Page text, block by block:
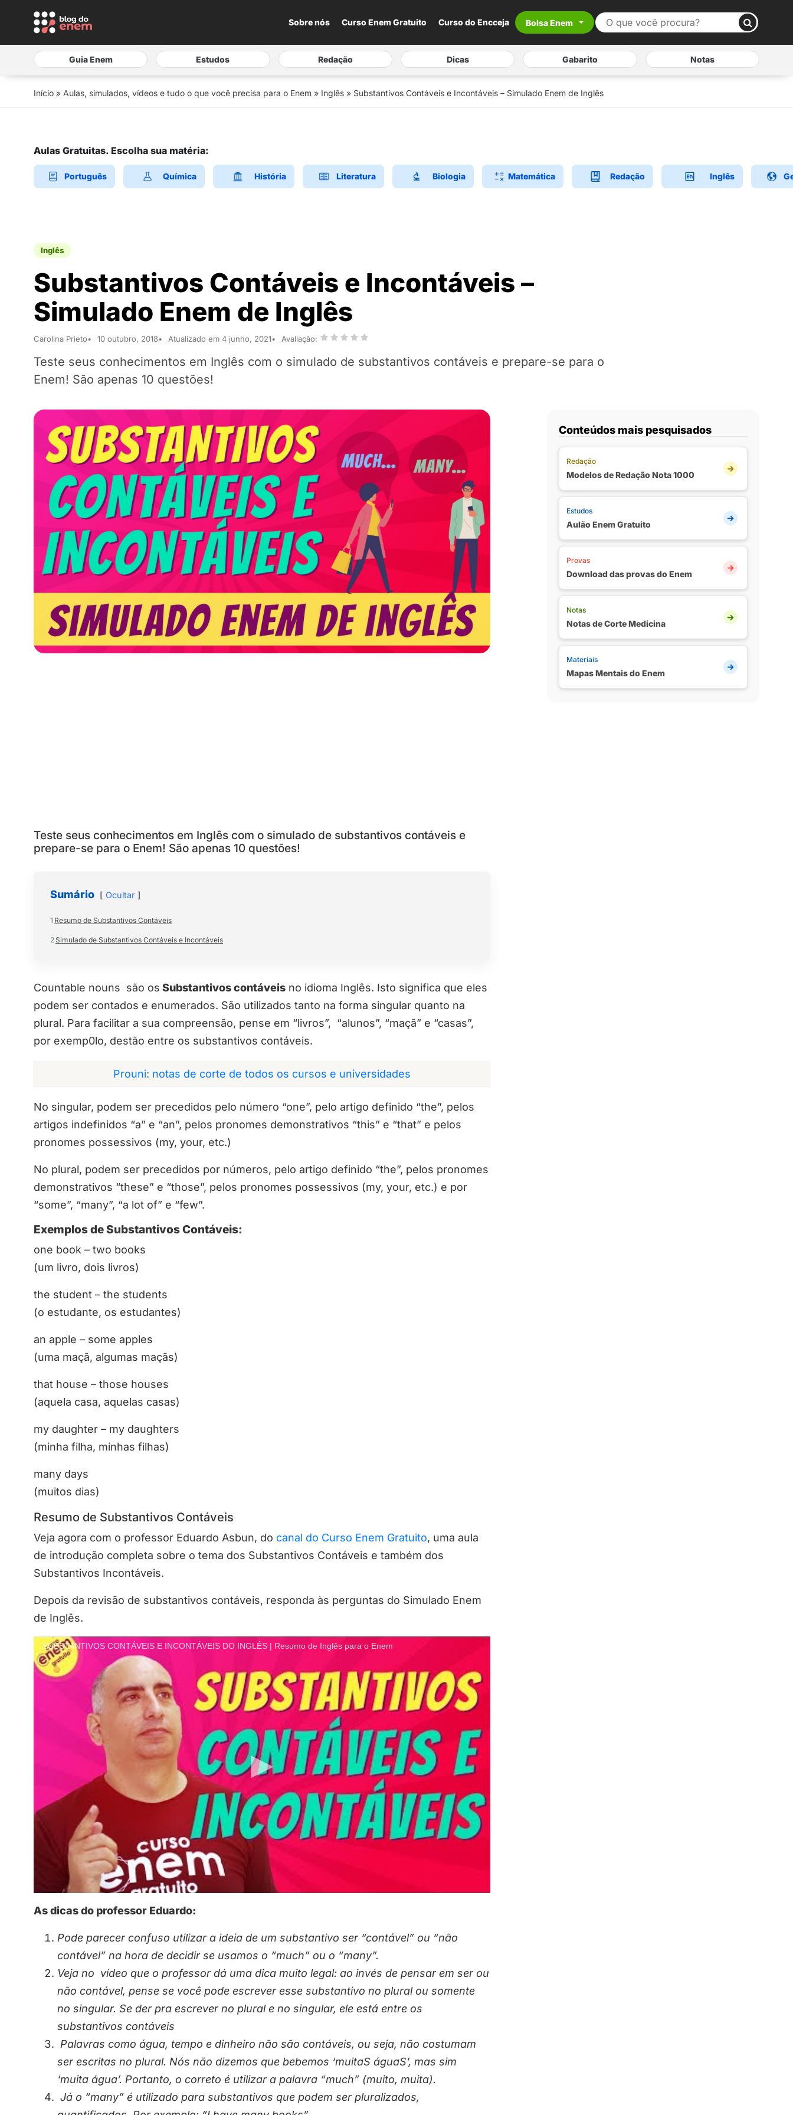
Sobre nós Curso Enem Gratuito Curso do Encceja Bolsa Enem
Guia Enem Estudos Redação Dicas Gabarito Notas
Início » Aulas, simulados, vídeos e tudo o que você precisa para o Enem » Inglês » Substantivos Contáveis e Incontáveis – Simulado Enem de Inglês
Aulas Gratuitas. Escolha sua matéria:
Português Química História Literatura Biologia Matemática Redação Inglês
Inglês
Substantivos Contáveis e Incontáveis –
Simulado Enem de Inglês
Carolina Prieto 10 outubro, 2018 Atualizado em 4 junho, 2021 Avaliação:
Teste seus conhecimentos em Inglês com o simulado de substantivos contáveis e prepare-se para o
Enem! São apenas 10 questões!
Teste seus conhecimentos em Inglês com o simulado de substantivos contáveis e
prepare-se para o Enem! São apenas 10 questões!
Sumário Ocultar
1 Resumo de Substantivos Contáveis
2 Simulado de Substantivos Contáveis e Incontáveis
Countable nouns são os Substantivos contáveis no idioma Inglês. Isto significa que eles
podem ser contados e enumerados. São utilizados tanto na forma singular quanto na
plural. Para facilitar a sua compreensão, pense em “livros”, “alunos”, “maçã” e “casas”,
por exemp0lo, destão entre os substantivos contáveis.
Prouni: notas de corte de todos os cursos e universidades
No singular, podem ser precedidos pelo número “one”, pelo artigo definido “the”, pelos
artigos indefinidos “a” e “an”, pelos pronomes demonstrativos “this” e “that” e pelos
pronomes possessivos (my, your, etc.)
No plural, podem ser precedidos por números, pelo artigo definido “the”, pelos pronomes
demonstrativos “these” e “those”, pelos pronomes possessivos (my, your, etc.) e por
“some”, “many”, “a lot of” e “few”.
Exemplos de Substantivos Contáveis:
one book – two books
(um livro, dois livros)
the student – the students
(o estudante, os estudantes)
an apple – some apples
(uma maçã, algumas maçãs)
that house – those houses
(aquela casa, aquelas casas)
my daughter – my daughters
(minha filha, minhas filhas)
many days
(muitos dias)
Resumo de Substantivos Contáveis
Veja agora com o professor Eduardo Asbun, do canal do Curso Enem Gratuito, uma aula
de introdução completa sobre o tema dos Substantivos Contáveis e também dos
Substantivos Incontáveis.
Depois da revisão de substantivos contáveis, responda às perguntas do Simulado Enem
de Inglês.
SUBSTANTIVOS CONTÁVEIS E INCONTÁVEIS DO INGLÊS | Resumo de Inglês para o Enem
As dicas do professor Eduardo:
Pode parecer confuso utilizar a ideia de um substantivo ser “contável” ou “não
contável” na hora de decidir se usamos o “much” ou o “many”.
Veja no vídeo que o professor dá uma dica muito legal: ao invés de pensar em ser ou
não contável, pense se você pode escrever esse substantivo no plural ou somente
no singular. Se der pra escrever no plural e no singular, ele está entre os
substantivos contáveis
Palavras como água, tempo e dinheiro não são contáveis, ou seja, não costumam
ser escritas no plural. Nós não dizemos que bebemos ‘muitaS águaS’, mas sim
‘muita água’. Portanto, o correto é utilizar a palavra “much” (muito, muita).
Já o “many” é utilizado para substantivos que podem ser pluralizados,
Conteúdos mais pesquisados
Redação
Modelos de Redação Nota 1000
Estudos
Aulão Enem Gratuito
Provas
Download das provas do Enem
Notas
Notas de Corte Medicina
Materiais
Mapas Mentais do Enem